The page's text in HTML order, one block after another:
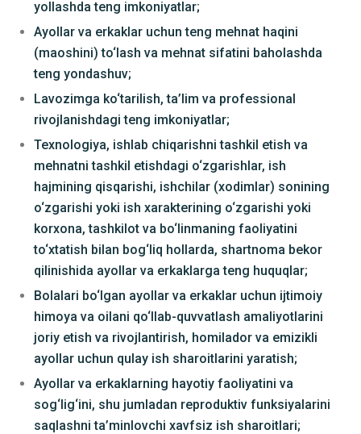
yollashda teng imkoniyatlar;
Ayollar va erkaklar uchun teng mehnat haqini
(maoshini) to‘lash va mehnat sifatini baholashda
teng yondashuv;
Lavozimga ko‘tarilish, ta’lim va professional
rivojlanishdagi teng imkoniyatlar;
Texnologiya, ishlab chiqarishni tashkil etish va
mehnatni tashkil etishdagi o‘zgarishlar, ish
hajmining qisqarishi, ishchilar (xodimlar) sonining
o‘zgarishi yoki ish xarakterining o‘zgarishi yoki
korxona, tashkilot va bo‘linmaning faoliyatini
to‘xtatish bilan bog‘liq hollarda, shartnoma bekor
qilinishida ayollar va erkaklarga teng huquqlar;
Bolalari bo‘lgan ayollar va erkaklar uchun ijtimoiy
himoya va oilani qo‘llab-quvvatlash amaliyotlarini
joriy etish va rivojlantirish, homilador va emizikli
ayollar uchun qulay ish sharoitlarini yaratish;
Ayollar va erkaklarning hayotiy faoliyatini va
sog‘lig‘ini, shu jumladan reproduktiv funksiyalarini
saqlashni ta’minlovchi xavfsiz ish sharoitlari;